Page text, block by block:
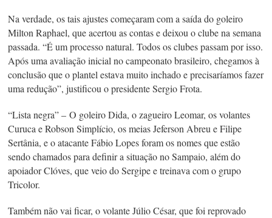
Na verdade, os tais ajustes começaram com a saída do goleiro
Milton Raphael, que acertou as contas e deixou o clube na semana
passada. “É um processo natural. Todos os clubes passam por isso.
Após uma avaliação inicial no campeonato brasileiro, chegamos à
conclusão que o plantel estava muito inchado e precisaríamos fazer
uma redução”, justificou o presidente Sergio Frota.
“Lista negra” – O goleiro Dida, o zagueiro Leomar, os volantes
Curuca e Robson Simplício, os meias Jeferson Abreu e Filipe
Sertânia, e o atacante Fábio Lopes foram os nomes que estão
sendo chamados para definir a situação no Sampaio, além do
apoiador Clóves, que veio do Sergipe e treinava com o grupo
Tricolor.
Também não vai ficar, o volante Júlio César, que foi reprovado